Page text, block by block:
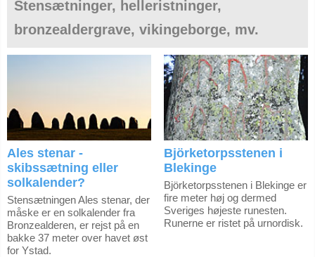
Stensætninger, helleristninger,
bronzealdergrave, vikingeborge, mv.
Ales stenar -
skibssætning eller
solkalender?
Stensætningen Ales stenar, der
måske er en solkalender fra
Bronzealderen, er rejst på en
bakke 37 meter over havet øst
for Ystad.
Björketorpsstenen i
Blekinge
Björketorpsstenen i Blekinge er
fire meter høj og dermed
Sveriges højeste runesten.
Runerne er ristet på urnordisk.